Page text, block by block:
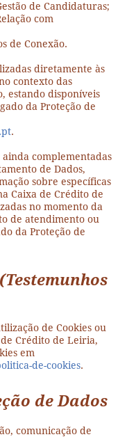
de Candidaturas;
com
de Conexão.
diretamente às
contexto das
estando disponíveis
da Proteção de
.
ainda complementadas
de Dados,
sobre específicas
Caixa de Crédito de
no momento da
de atendimento ou
da Proteção de
de Cookies ou
Crédito de Leiria,
em
de-cookies.
de Dados
comunicação de